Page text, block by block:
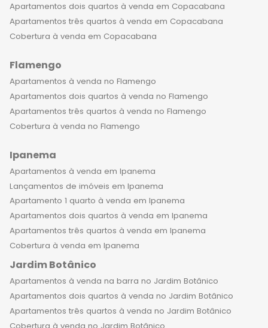
Apartamentos dois quartos à venda em Copacabana
Apartamentos três quartos à venda em Copacabana
Cobertura à venda em Copacabana
Flamengo
Apartamentos à venda no Flamengo
Apartamentos dois quartos à venda no Flamengo
Apartamentos três quartos à venda no Flamengo
Cobertura à venda no Flamengo
Ipanema
Apartamentos à venda em Ipanema
Lançamentos de imóveis em Ipanema
Apartamento 1 quarto à venda em Ipanema
Apartamentos dois quartos à venda em Ipanema
Apartamentos três quartos à venda em Ipanema
Cobertura à venda em Ipanema
Jardim Botânico
Apartamentos à venda na barra no Jardim Botânico
Apartamentos dois quartos à venda no Jardim Botânico
Apartamentos três quartos à venda no Jardim Botânico
Cobertura à venda no Jardim Botânico